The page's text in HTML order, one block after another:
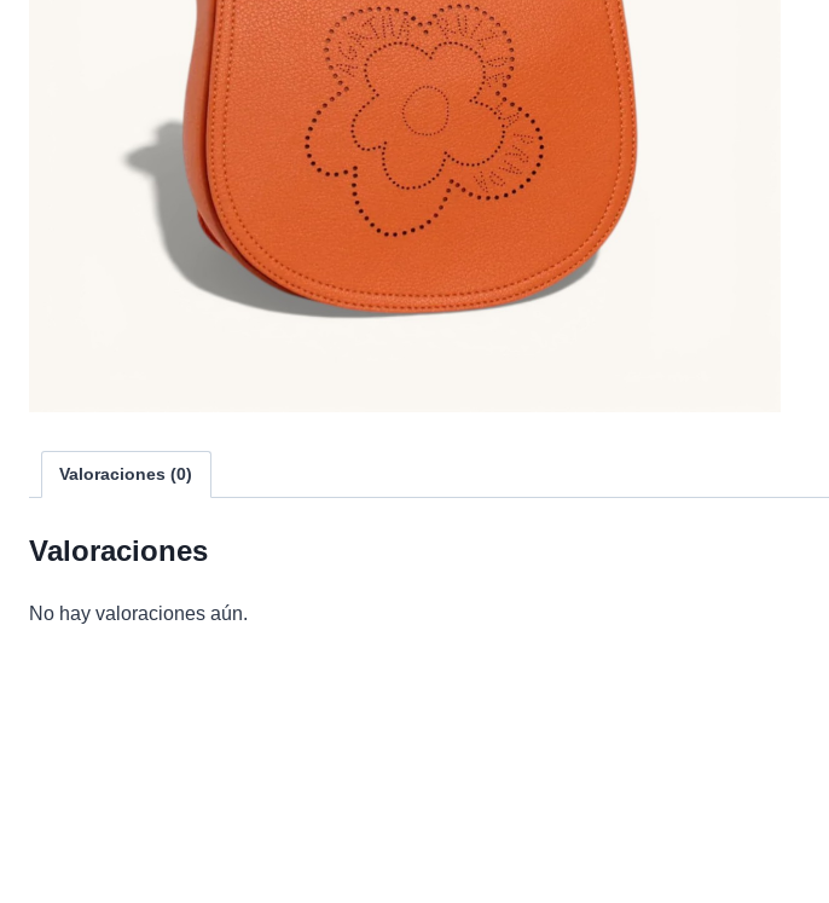
Valoraciones (0)
Valoraciones
No hay valoraciones aún.